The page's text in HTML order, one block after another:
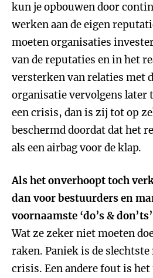
kun je opbouwen door
werken aan de eigen
moeten organisaties
van de reputaties en in het
versterken van relaties met
organisatie vervolgens later
een crisis, dan is zij tot op
beschermd doordat dat het
als een airbag voor de klap.
Als het onverhoopt toch
dan voor bestuurders en
voornaamste ‘do’s &
Wat ze zeker niet moeten
raken. Paniek is de slechtste
crisis. Een andere fout is